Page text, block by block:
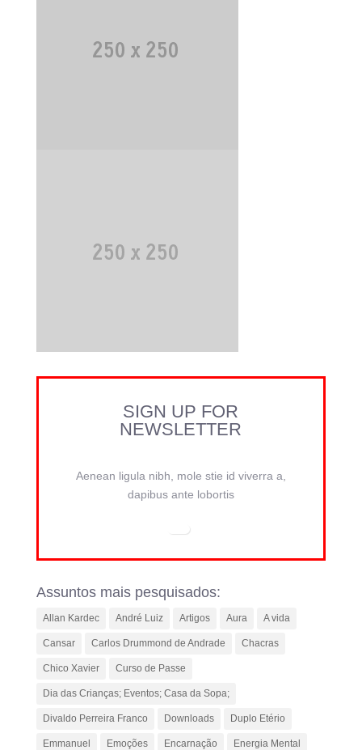
SIGN UP FOR
NEWSLETTER
Aenean ligula nibh, mole stie id viverra a,
dapibus ante lobortis
Assuntos mais pesquisados:
Allan Kardec André Luiz Artigos Aura A vida
Cansar Carlos Drummond de Andrade Chacras
Chico Xavier Curso de Passe
Dia das Crianças; Eventos; Casa da Sopa;
Divaldo Perreira Franco Downloads Duplo Etério
Emmanuel Emoções Encarnação Energia Mental